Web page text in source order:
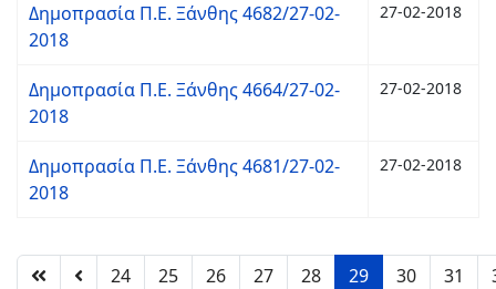
Δημοπρασία Π.Ε. Ξάνθης 4682/27-02-
2018
27-02-2018
Δημοπρασία Π.Ε. Ξάνθης 4664/27-02-
2018
27-02-2018
Δημοπρασία Π.Ε. Ξάνθης 4681/27-02-
2018
27-02-2018
24 25 26 27 28 29 30 31